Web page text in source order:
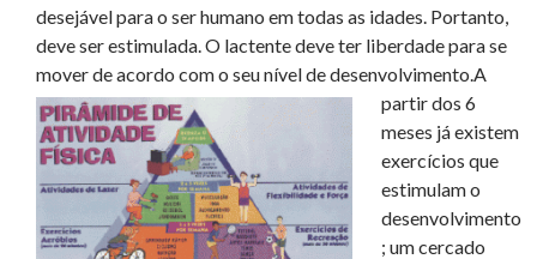
desejável para o ser humano em todas as idades. Portanto,
deve ser estimulada. O lactente deve ter liberdade para se
mover de acordo com o seu nível de desenvolvimento. A
partir dos 6
meses já existem
exercícios que
estimulam o
desenvolvimento
; um cercado